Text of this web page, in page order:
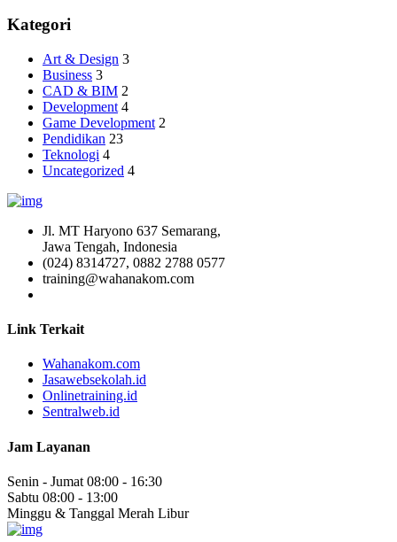
Kategori
Art & Design 3
Business 3
CAD & BIM 2
Development 4
Game Development 2
Pendidikan 23
Teknologi 4
Uncategorized 4
Jl. MT Haryono 637 Semarang,
Jawa Tengah, Indonesia
(024) 8314727, 0882 2788 0577
training@wahanakom.com
Link Terkait
Wahanakom.com
Jasawebsekolah.id
Onlinetraining.id
Sentralweb.id
Jam Layanan
Senin - Jumat 08:00 - 16:30
Sabtu 08:00 - 13:00
Minggu & Tanggal Merah Libur